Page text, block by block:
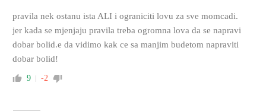
pravila nek ostanu ista ALI i ograniciti lovu za sve momcadi.
jer kada se mjenjaju pravila treba ogromna lova da se napravi
dobar bolid.e da vidimo kak ce sa manjim budetom napraviti
dobar bolid!
9 -2